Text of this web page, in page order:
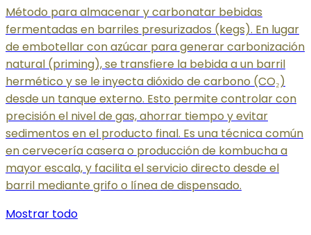
Método para almacenar y carbonatar bebidas
fermentadas en barriles presurizados (kegs). En lugar
de embotellar con azúcar para generar carbonización
natural (priming), se transfiere la bebida a un barril
hermético y se le inyecta dióxido de carbono (CO₂)
desde un tanque externo. Esto permite controlar con
precisión el nivel de gas, ahorrar tiempo y evitar
sedimentos en el producto final. Es una técnica común
en cervecería casera o producción de kombucha a
mayor escala, y facilita el servicio directo desde el
barril mediante grifo o línea de dispensado.
Mostrar todo